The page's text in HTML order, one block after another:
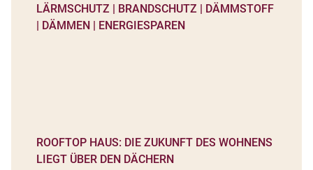
ROOFTOP HAUS: DIE ZUKUNFT DES WOHNENS
LIEGT ÜBER DEN DÄCHERN